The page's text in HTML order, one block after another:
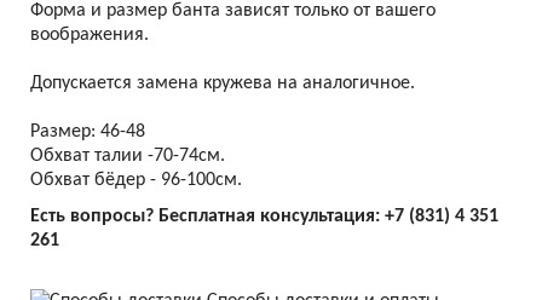
Форма и размер банта зависят только от вашего
воображения.
Допускается замена кружева на аналогичное.
Размер: 46-48
Обхват талии -70-74см.
Обхват бёдер - 96-100см.
Есть вопросы? Бесплатная консультация: +7 (831) 4 351
261